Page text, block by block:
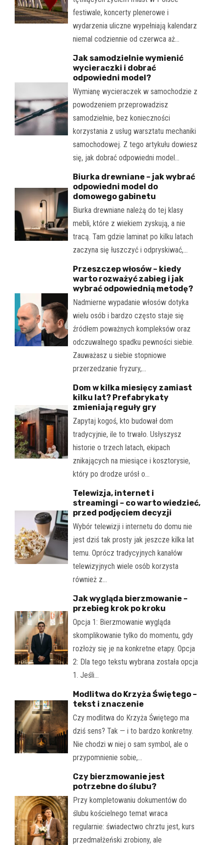
festiwale, koncerty plenerowe i
wydarzenia uliczne wypełniają kalendarz
niemal codziennie od czerwca aż…
Jak samodzielnie wymienić
wycieraczki i dobrać
odpowiedni model?
Wymianę wycieraczek w samochodzie z
powodzeniem przeprowadzisz
samodzielnie, bez konieczności
korzystania z usług warsztatu mechaniki
samochodowej. Z tego artykułu dowiesz
się, jak dobrać odpowiedni model…
Biurka drewniane – jak wybrać
odpowiedni model do
domowego gabinetu
Biurka drewniane należą do tej klasy
mebli, które z wiekiem zyskują, a nie
tracą. Tam gdzie laminat po kilku latach
zaczyna się łuszczyć i odpryskiwać,…
Przeszczep włosów – kiedy
warto rozważyć zabieg i jak
wybrać odpowiednią metodę?
Nadmierne wypadanie włosów dotyka
wielu osób i bardzo często staje się
źródłem poważnych kompleksów oraz
odczuwalnego spadku pewności siebie.
Zauważasz u siebie stopniowe
przerzedzanie fryzury,…
Dom w kilka miesięcy zamiast
kilku lat? Prefabrykaty
zmieniają reguły gry
Zapytaj kogoś, kto budował dom
tradycyjnie, ile to trwało. Usłyszysz
historie o trzech latach, ekipach
znikających na miesiące i kosztorysie,
który po drodze urósł o…
Telewizja, internet i
streamingi – co warto wiedzieć,
przed podjęciem decyzji
Wybór telewizji i internetu do domu nie
jest dziś tak prosty jak jeszcze kilka lat
temu. Oprócz tradycyjnych kanałów
telewizyjnych wiele osób korzysta
również z…
Jak wygląda bierzmowanie –
przebieg krok po kroku
Opcja 1: Bierzmowanie wygląda
skomplikowanie tylko do momentu, gdy
rozłoży się je na konkretne etapy. Opcja
2: Dla tego tekstu wybrana została opcja
1. Jeśli…
Modlitwa do Krzyża Świętego –
tekst i znaczenie
Czy modlitwa do Krzyża Świętego ma
dziś sens? Tak — i to bardzo konkretny.
Nie chodzi w niej o sam symbol, ale o
przypomnienie sobie,…
Czy bierzmowanie jest
potrzebne do ślubu?
Przy kompletowaniu dokumentów do
ślubu kościelnego temat wraca
regularnie: świadectwo chrztu jest, kurs
przedmałżeński zrobiony, ale